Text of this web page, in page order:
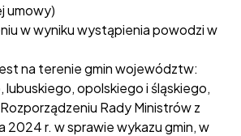
umowy)
w wyniku wystąpienia powodzi w
na terenie gmin województw:
lubuskiego, opolskiego i śląskiego,
Rady Ministrów z
2024 r. w sprawie wykazu gmin, w